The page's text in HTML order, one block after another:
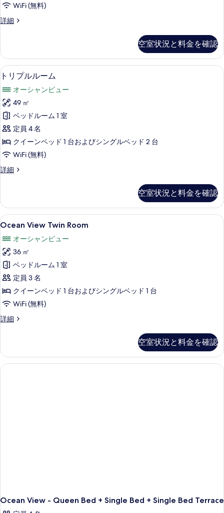
る
て
の
を
表
示
す
る
WiFi (無料)
詳細
Ocean
の
詳
細
空室状況と料金を確認
ト
プ
ル
ル
ー
ム
す
て
の
写
真
を
表
示
す
る
トリプルルーム | デスク、WiFi (無
9
トリプルルーム
オーシャンビュー
49 ㎡
ベッドルーム 1 室
定員 4 名
クイーンベッド 1 台およびシングルベッド 2 台
WiFi (無料)
詳細
ト
ル
ー
ム
詳
細
空室状況と料金を確認
Ocean
View
Twin
Room
の
す
べ
て
の
を
表
Ocean View Twin Room | デスク、
8
Ocean View Twin Room
オーシャンビュー
36 ㎡
ベッドルーム 1 室
定員 3 名
クイーンベッド 1 台およびシングルベッド 1 台
WiFi (無料)
詳細
Ocean
の
詳
細
空室状況と料金を確認
Ocean View - Queen Bed + Single Bed + Single Bed Terrace